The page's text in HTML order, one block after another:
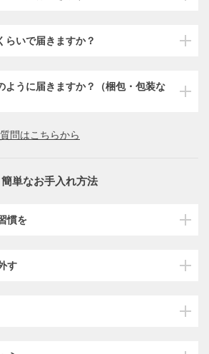
らいで届きますか？
ように届きますか？（梱包・包装な
問はこちらから
簡単なお手入れ方法
慣を
す